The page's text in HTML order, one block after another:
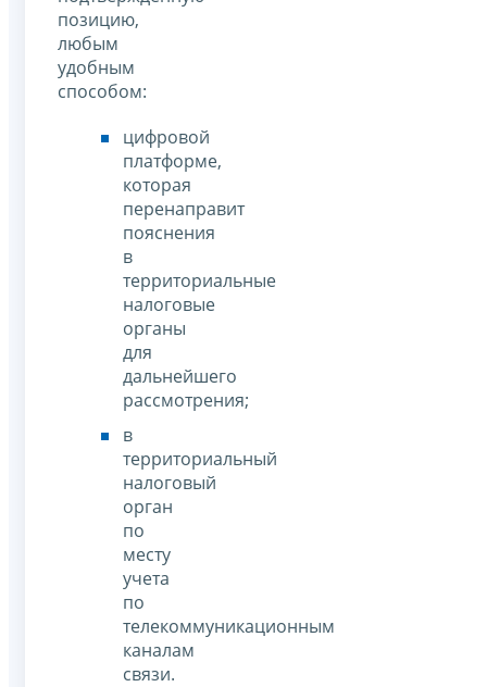
позицию,
любым
удобным
способом:
цифровой
платформе,
которая
перенаправит
пояснения
в
территориальные
налоговые
органы
для
дальнейшего
рассмотрения;
в
территориальный
налоговый
орган
по
месту
учета
по
телекоммуникационным
каналам
связи.